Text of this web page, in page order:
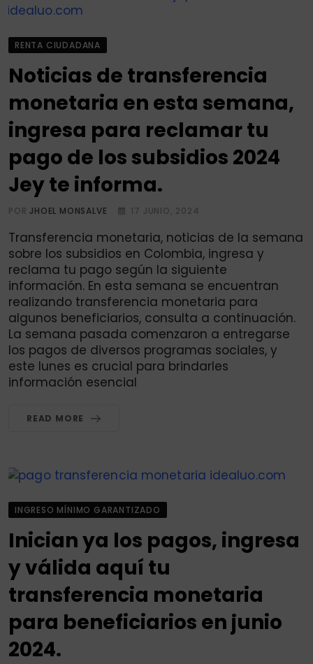
RENTA CIUDADANA
Noticias de transferencia
monetaria en esta semana,
ingresa para reclamar tu
pago de los subsidios 2024
Jey te informa.
PORJHOEL MONSALVE 17 JUNIO, 2024
Transferencia monetaria, noticias de la semana
sobre los subsidios en Colombia, ingresa y
reclama tu pago según la siguiente
información. En esta semana se encuentran
realizando transferencia monetaria para
algunos beneficiarios, consulta a continuación.
La semana pasada comenzaron a entregarse
los pagos de diversos programas sociales, y
este lunes es crucial para brindarles
información esencial
READ MORE
INGRESO MÍNIMO GARANTIZADO
Inician ya los pagos, ingresa
y válida aquí tu
transferencia monetaria
para beneficiarios en junio
2024.